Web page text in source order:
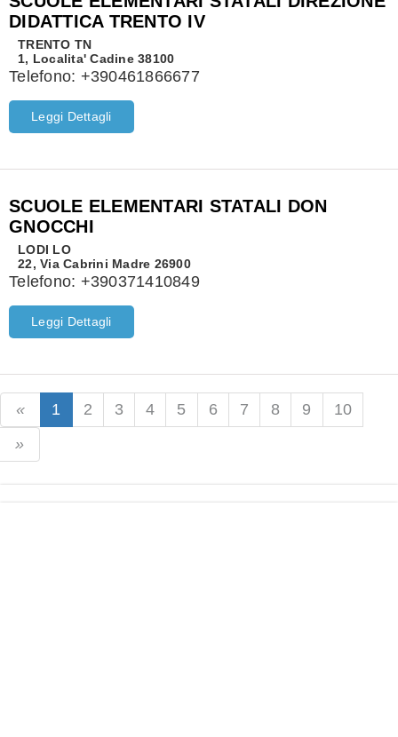
DIDATTICA TRENTO IV
TRENTO TN
1, Localita' Cadine 38100
Telefono: +390461866677
Leggi Dettagli
SCUOLE ELEMENTARI STATALI DON
GNOCCHI
LODI
LO
22, Via Cabrini Madre 26900
Telefono: +390371410849
Leggi Dettagli
1 2 3 4 5 6 7 8 9 10